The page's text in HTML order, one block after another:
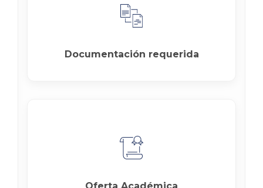
Documentación requerida